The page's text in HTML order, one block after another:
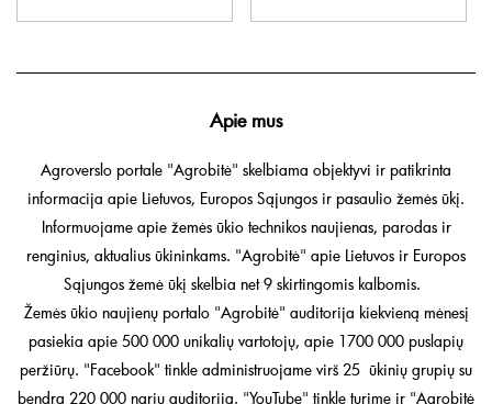
Apie mus
Agroverslo portale "Agrobitė" skelbiama objektyvi ir patikrinta
informacija apie Lietuvos, Europos Sąjungos ir pasaulio žemės ūkį.
Informuojame apie žemės ūkio technikos naujienas, parodas ir
renginius, aktualius ūkininkams. "Agrobitė" apie Lietuvos ir Europos
Sąjungos žemė ūkį skelbia net 9 skirtingomis kalbomis.
Žemės ūkio naujienų portalo "Agrobitė" auditorija kiekvieną mėnesį
pasiekia apie 500 000 unikalių vartotojų, apie 1700 000 puslapių
peržiūrų. "Facebook" tinkle administruojame virš 25 ūkinių grupių su
bendra 220 000 narių auditorija. "YouTube" tinkle turime ir "Agrobitė